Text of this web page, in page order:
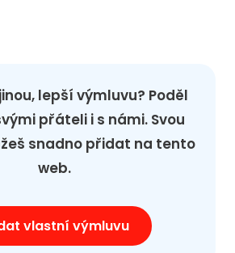
lepší výmluvu? Poděl
přáteli i s námi. Svou
snadno přidat na tento
web.
vlastní výmluvu